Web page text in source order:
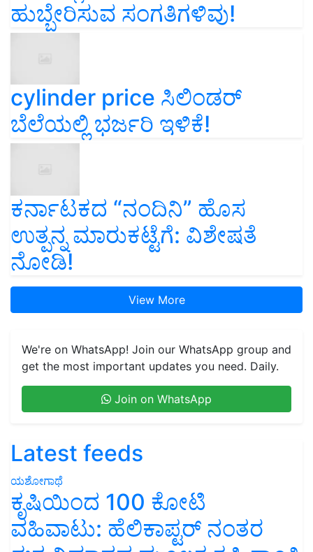
ಹುಬ್ಬೇರಿಸುವ ಸಂಗತಿಗಳಿವು!
cylinder price ಸಿಲಿಂಡರ್‌
ಬೆಲೆಯಲ್ಲಿ ಭರ್ಜರಿ ಇಳಿಕೆ!
ಕರ್ನಾಟಕದ “ನಂದಿನಿ” ಹೊಸ
ಉತ್ಪನ್ನ ಮಾರುಕಟ್ಟೆಗೆ: ವಿಶೇಷತೆ
ನೋಡಿ!
View More
We're on WhatsApp! Join our WhatsApp group and
get the most important updates you need. Daily.
Join on WhatsApp
Latest feeds
ಯಶೋಗಾಥೆ
ಕೃಷಿಯಿಂದ 100 ಕೋಟಿ
ವಹಿವಾಟು: ಹೆಲಿಕಾಪ್ಟರ್ ನಂತರ